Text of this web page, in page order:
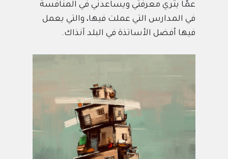
عمّا يثري معرفتي ويساعدني في المنافسة
في المدارس التي عملت فيها، والتي يعمل
فيها أفضل الأساتذة في البلد آنذاك.